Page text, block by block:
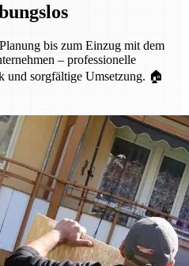
bis zum Einzug mit dem
– professionelle
und sorgfältige Umsetzung. 🏠